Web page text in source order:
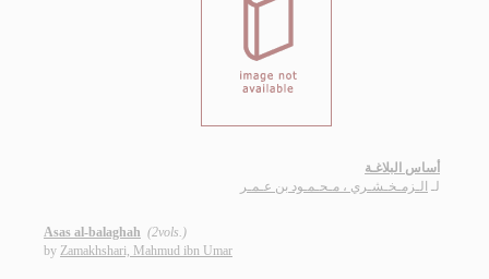
أساس البلاغـة
لـ الـزمـخـشـري ، مـحـمـود بن عـمـر
Asas al-balaghah (2vols.)
by Zamakhshari, Mahmud ibn Umar